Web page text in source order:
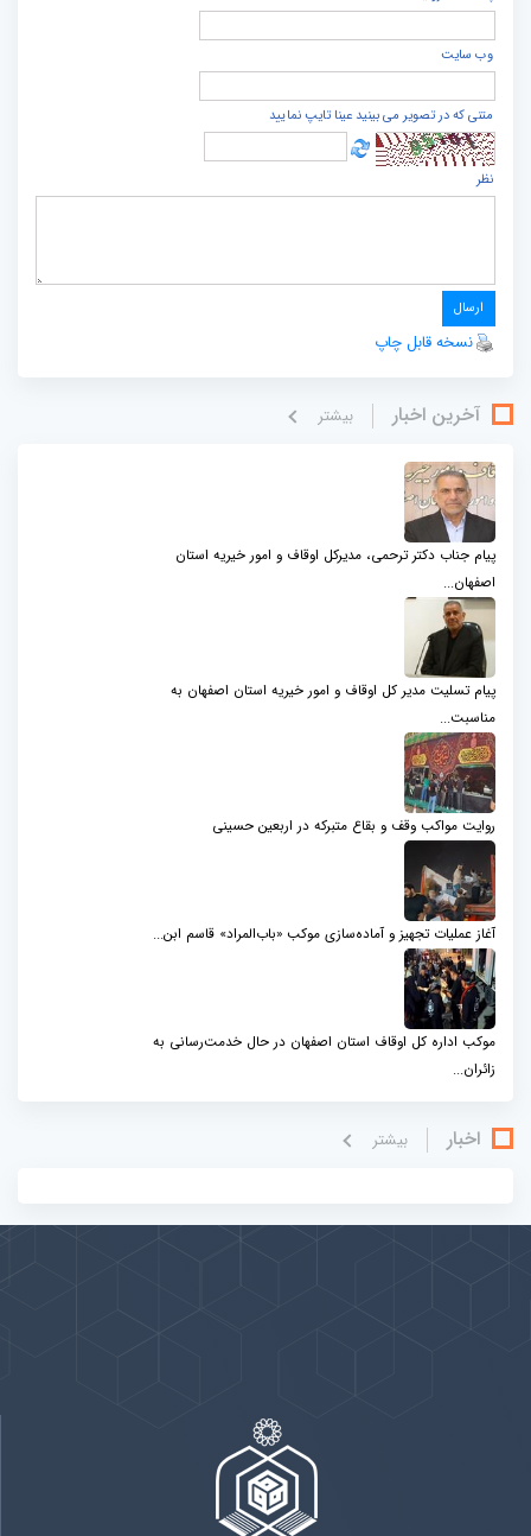
وب سایت
متنی که در تصویر می بینید عینا تایپ نمایید
نظر
نسخه قابل چاپ
آخرین اخبار بيشتر
پیام جناب دکتر ترحمی، مدیرکل اوقاف و امور خیریه استان
اصفهان...
پیام تسلیت مدیر کل اوقاف و امور خیریه استان اصفهان به
مناسبت...
روایت مواکب وقف و بقاع متبرکه در اربعین حسینی
آغاز عملیات تجهیز و آماده‌سازی موکب «باب‌المراد» قاسم ابن...
موکب اداره کل اوقاف استان اصفهان در حال خدمت‌رسانی به
زائران...
اخبار بيشتر